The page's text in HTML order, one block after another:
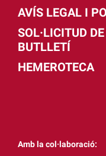
AVÍS LEGAL I
SOL·LICITUD
BUTLLETÍ
HEMEROTECA
Amb la col·laboració: